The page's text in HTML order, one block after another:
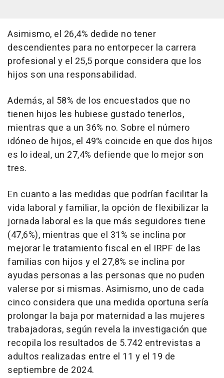
Asimismo, el 26,4% dedide no tener
descendientes para no entorpecer la carrera
profesional y el 25,5 porque considera que los
hijos son una responsabilidad.
Además, al 58% de los encuestados que no
tienen hijos les hubiese gustado tenerlos,
mientras que a un 36% no. Sobre el número
idóneo de hijos, el 49% coincide en que dos hijos
es lo ideal, un 27,4% defiende que lo mejor son
tres.
En cuanto a las medidas que podrían facilitar la
vida laboral y familiar, la opción de flexibilizar la
jornada laboral es la que más seguidores tiene
(47,6%), mientras que el 31% se inclina por
mejorar le tratamiento fiscal en el IRPF de las
familias con hijos y el 27,8% se inclina por
ayudas personas a las personas que no puden
valerse por si mismas. Asimismo, uno de cada
cinco considera que una medida oportuna sería
prolongar la baja por maternidad a las mujeres
trabajadoras, según revela la investigación que
recopila los resultados de 5.742 entrevistas a
adultos realizadas entre el 11 y el 19 de
septiembre de 2024.